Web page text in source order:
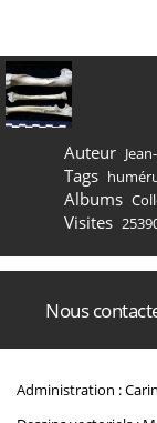
Auteur
Tags
Albums
Visites
Nous
Administration :